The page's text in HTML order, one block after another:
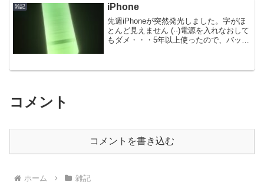
雑記 iPhone
先週iPhoneが突然発光しました。字がほ
とんど見えません (··)電源を入れなおして
もダメ・・・5年以上使ったので、バッテ
した (._.)液晶交換の店を探したらイオ
コメント
コメントを書き込む
ホーム 雑記